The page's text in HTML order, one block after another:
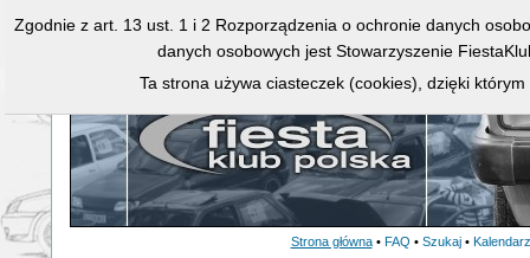
Strona główna • FAQ • Szukaj • Kalendarz
Zgodnie z art. 13 ust. 1 i 2 Rozporządzenia o ochronie danych
danych osobowych jest Stowarzyszenie
Ta strona używa ciasteczek (cookies), dzięki